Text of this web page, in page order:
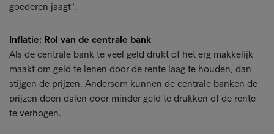
goederen jaagt".
Inflatie: Rol van de centrale bank
Als de centrale bank te veel geld drukt of het erg makkelijk
maakt om geld te lenen door de rente laag te houden, dan
stijgen de prijzen. Andersom kunnen de centrale banken de
prijzen doen dalen door minder geld te drukken of de rente
te verhogen.